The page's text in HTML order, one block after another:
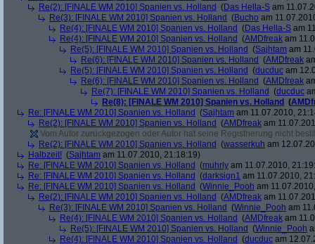
Re(2): [FINALE WM 2010] Spanien vs. Holland (Das Hella-S am
Re(3): [FINALE WM 2010] Spanien vs. Holland (Bucho am
Re(4): [FINALE WM 2010] Spanien vs. Holland (Das Hella-S am
Re(4): [FINALE WM 2010] Spanien vs. Holland (AMDfreak am
Re(5): [FINALE WM 2010] Spanien vs. Holland (Sajhtam am
Re(6): [FINALE WM 2010] Spanien vs. Holland (AMDfreak
Re(5): [FINALE WM 2010] Spanien vs. Holland (ducduc am
Re(6): [FINALE WM 2010] Spanien vs. Holland (AMDfreak
Re(7): [FINALE WM 2010] Spanien vs. Holland (ducduc
Re(8): [FINALE WM 2010] Spanien vs. Holland (
Re: [FINALE WM 2010] Spanien vs. Holland (Sajhtam am 11.07.2010,
Re(2): [FINALE WM 2010] Spanien vs. Holland (AMDfreak am
Vom Autor zurückgezogen oder Autor hat seine Registrierung nicht
Re(2): [FINALE WM 2010] Spanien vs. Holland (wasserkuh am
Halbzeit! (Sajhtam am 11.07.2010, 21:18:19)
Re: [FINALE WM 2010] Spanien vs. Holland (muhrly am 11.07.2010,
Re: [FINALE WM 2010] Spanien vs. Holland (darksign1 am 11.07.2010,
Re: [FINALE WM 2010] Spanien vs. Holland (Winnie_Pooh am
Re(2): [FINALE WM 2010] Spanien vs. Holland (AMDfreak am
Re(3): [FINALE WM 2010] Spanien vs. Holland (Winnie_Pooh am
Re(4): [FINALE WM 2010] Spanien vs. Holland (AMDfreak am
Re(5): [FINALE WM 2010] Spanien vs. Holland (Winnie_Pooh
Re(4): [FINALE WM 2010] Spanien vs. Holland (ducduc am